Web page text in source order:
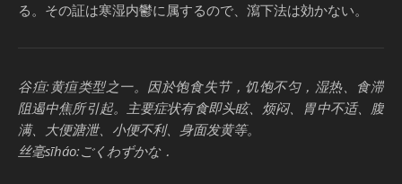
る。その証は寒湿内鬱に属するので、瀉下法は効かない。
谷疸:黄疸类型之一。因於饱食失节，饥饱不匀，湿热、食滞
阻遏中焦所引起。主要症状有食即头眩、烦闷、胃中不适、腹
满、大便溏泄、小便不利、身面发黄等。
丝毫sīháo:ごくわずかな．